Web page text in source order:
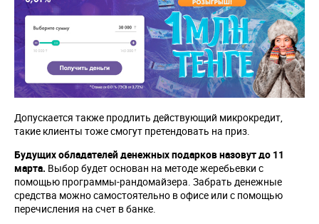
Допускается также продлить действующий микрокредит,
такие клиенты тоже смогут претендовать на приз.
Будущих обладателей денежных подарков назовут до 11
марта. Выбор будет основан на методе жеребьевки с
помощью программы-рандомайзера. Забрать денежные
средства можно самостоятельно в офисе или с помощью
перечисления на счет в банке.